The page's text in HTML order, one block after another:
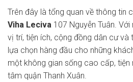
Trên đây là tổng quan về thông tin
Viha Leciva 107 Nguyễn Tuân.
vị trí, tiện ích, cộng đồng dân cư và
lựa chọn hàng đầu cho những
một không gian sống cao cấp, tiện
tâm quận Thanh Xuân.